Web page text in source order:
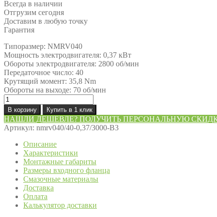
Всегда в наличии
Отгрузим сегодня
Доставим в любую точку
Гарантия
Типоразмер: NMRV040
Мощность электродвигателя: 0,37 кВт
Обороты электродвигателя: 2800 об/мин
Передаточное число: 40
Крутящий момент: 35,8 Nm
Обороты на выходе: 70 об/мин
Количество
товара
Мотор-
редуктор
NMRV040/40-
0,37/3000-
В корзину Купить в 1 клик
НАШЛИ ДЕШЕВЛЕ? ПОЛУЧИТЬ ПЕРСОНАЛЬНУЮ
Артикул: nmrv040/40-0,37/3000-B3
Описание
Характеристики
Монтажные габариты
Размеры входного фланца
Смазочные материалы
Доставка
Оплата
Калькулятор доставки